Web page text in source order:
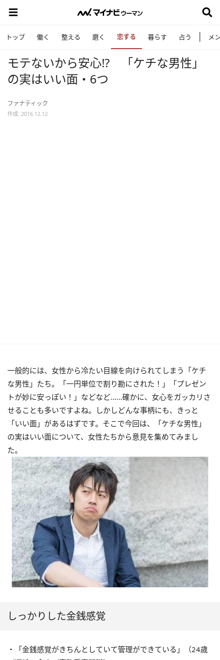
トップ 働く 整える 磨く 恋する 暮らす 占う メ
モテないから安心!? 「ケチな男性」
の実はいい面・6つ
ファナティック
作成: 2016.12.12
一般的には、女性から冷たい目線を向けられてしまう「ケチ
な男性」たち。「一円単位で割り勘にされた！」「プレゼン
トが妙に安っぽい！」などなど……確かに、女心をガッカリさ
せることも多いですよね。しかしどんな事柄にも、きっと
「いい面」があるはずです。そこで今回は、「ケチな男性」
の実はいい面について、女性たちから意見を集めてみまし
た。
しっかりした金銭感覚
・「金銭感覚がきちんとしていて管理ができている」（24歳